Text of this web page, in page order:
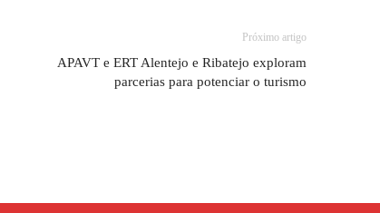
Próximo artigo
APAVT e ERT Alentejo e Ribatejo exploram
parcerias para potenciar o turismo